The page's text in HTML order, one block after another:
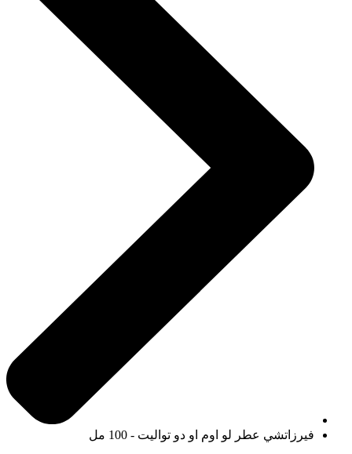
فيرزاتشي عطر لو اوم او دو تواليت - 100 مل